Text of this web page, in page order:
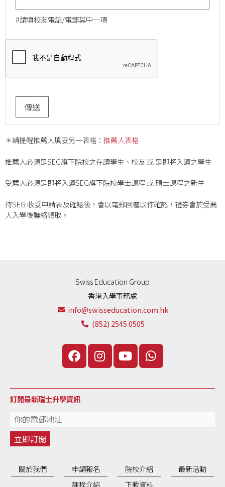
#請填校友電話/電郵其中一項
＊請提醒推薦人填妥另一表格： 推薦人表格
推薦人必須是SEG旗下院校之在讀學生、校友 或 是即將入讀之學生
受薦人必須是即將入讀SEG旗下院校學士課程 或 碩士課程之新生
待SEG 收妥申請表及確認後，會以電郵回覆以作確認，禮劵會於受薦
人入學後聯絡領取。
Swiss Education Group
香港入學事務處
info@swisseducation.com.hk
(852) 2545 0505
訂閲最新瑞士升學資訊
關於我們 申請報名 院校介紹
最新活動
課程介紹
下載資料